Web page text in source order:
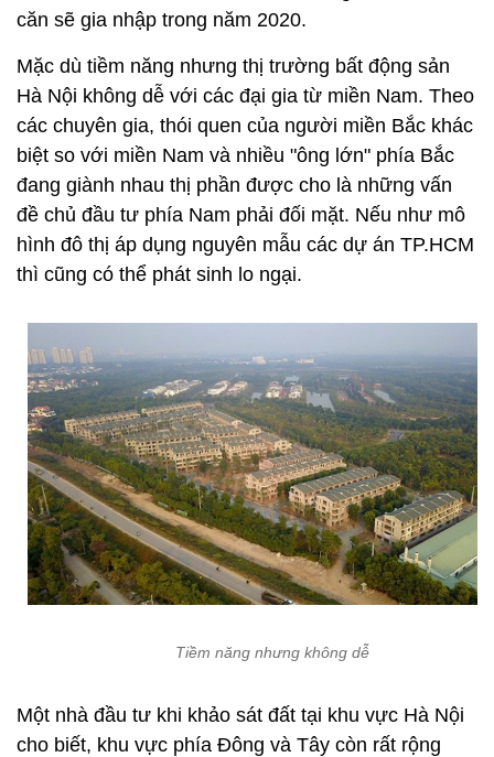
căn sẽ gia nhập trong năm 2020.
Mặc dù tiềm năng nhưng thị trường bất động sản
Hà Nội không dễ với các đại gia từ miền Nam. Theo
các chuyên gia, thói quen của người miền Bắc khác
biệt so với miền Nam và nhiều "ông lớn" phía Bắc
đang giành nhau thị phần được cho là những vấn
đề chủ đầu tư phía Nam phải đối mặt. Nếu như mô
hình đô thị áp dụng nguyên mẫu các dự án TP.HCM
thì cũng có thể phát sinh lo ngại.
Tiềm năng nhưng không dễ
Một nhà đầu tư khi khảo sát đất tại khu vực Hà Nội
cho biết, khu vực phía Đông và Tây còn rất rộng